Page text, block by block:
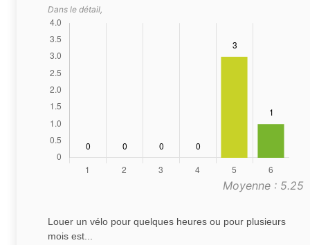
Dans le détail,
Moyenne : 5.25
Louer un vélo pour quelques heures ou pour plusieurs
mois est...